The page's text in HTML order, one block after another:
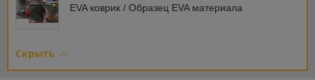
EVA коврик / Образец EVA материала
Скрыть